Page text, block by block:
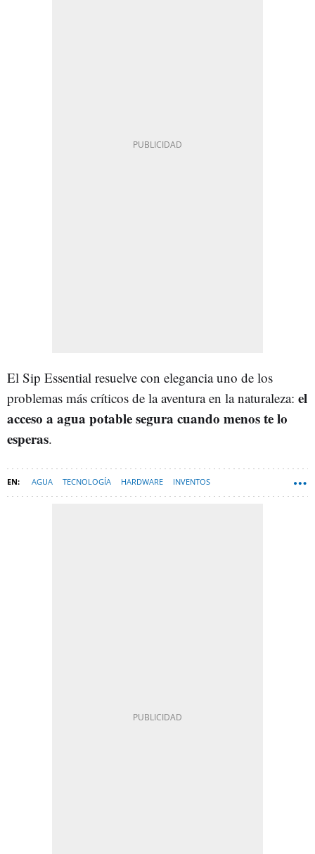
El Sip Essential resuelve con elegancia uno de los
problemas más críticos de la aventura en la naturaleza: el
acceso a agua potable segura cuando menos te lo
esperas.
AGUA TECNOLOGÍA HARDWARE INVENTOS